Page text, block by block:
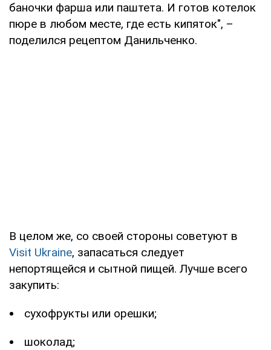
баночки фарша или паштета. И готов котелок
пюре в любом месте, где есть кипяток", –
поделился рецептом Данильченко.
В целом же, со своей стороны советуют в
Visit Ukraine, запасаться следует
непортящейся и сытной пищей. Лучше всего
закупить:
сухофрукты или орешки;
шоколад;